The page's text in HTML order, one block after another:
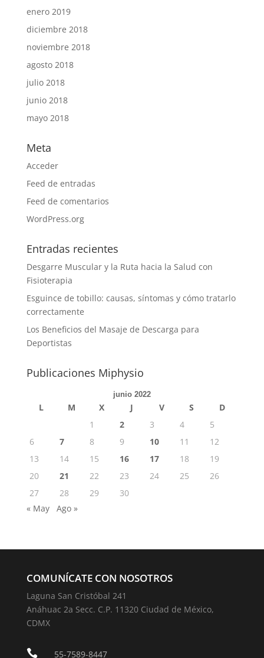
enero 2019
diciembre 2018
noviembre 2018
agosto 2018
julio 2018
junio 2018
mayo 2018
Meta
Acceder
Feed de entradas
Feed de comentarios
WordPress.org
Entradas recientes
Desgarre Muscular y la Ruta hacia la Salud con
Fisioterapia
Esguince de tobillo: causas, síntomas y cómo tratarlo
correctamente
Los Beneficios del Masaje de Descarga para
Deportistas
Publicaciones Miphysio
junio 2022
L M X J V S
D
1
2 3 4
5
6
7 8 9 10 11
12
13
14 15 16 17 18
19
20
21 22 23 24 25
26
27
28 29
30
« May
Ago »
COMUNÍCATE CON NOSOTROS
Laguna San Cristóbal 241
Anáhuac 2a Secc. C.P. 11320 Ciudad de México,
CDMX
 55-7589-8447